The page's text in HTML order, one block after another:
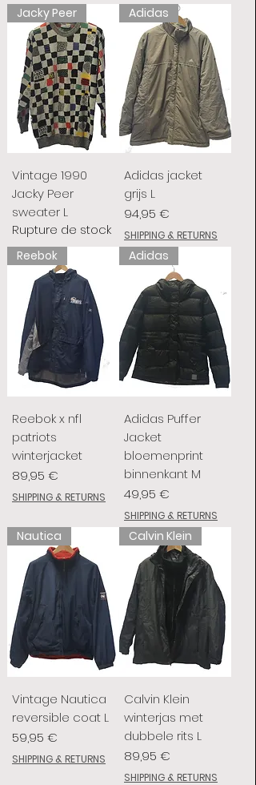
Jacky Peer
Vintage 1990
Jacky Peer
sweater L
Rupture de stock
Adidas
Adidas jacket
grijs L
Prix
94,95 €
SHIPPING & RETURNS
Reebok
Reebok x nfl
patriots
winterjacket
Prix
89,95 €
SHIPPING & RETURNS
Adidas
Adidas Puffer
Jacket
bloemenprint
binnenkant M
Prix
49,95 €
SHIPPING & RETURNS
Nautica
Vintage Nautica
reversible coat L
Prix
59,95 €
SHIPPING & RETURNS
Calvin Klein
Calvin Klein
winterjas met
dubbele rits L
Prix
89,95 €
SHIPPING & RETURNS